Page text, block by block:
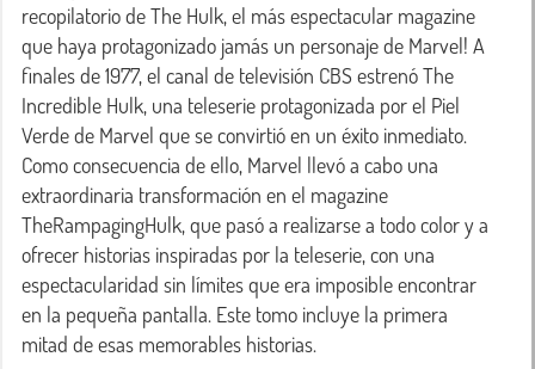
recopilatorio de The Hulk, el más espectacular magazine
que haya protagonizado jamás un personaje de Marvel! A
finales de 1977, el canal de televisión CBS estrenó The
Incredible Hulk, una teleserie protagonizada por el Piel
Verde de Marvel que se convirtió en un éxito inmediato.
Como consecuencia de ello, Marvel llevó a cabo una
extraordinaria transformación en el magazine
TheRampagingHulk, que pasó a realizarse a todo color y a
ofrecer historias inspiradas por la teleserie, con una
espectacularidad sin límites que era imposible encontrar
en la pequeña pantalla. Este tomo incluye la primera
mitad de esas memorables historias.